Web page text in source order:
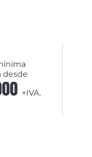
desde
+IVA.